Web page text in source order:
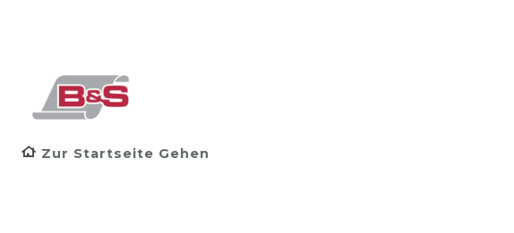
Zur Startseite Gehen